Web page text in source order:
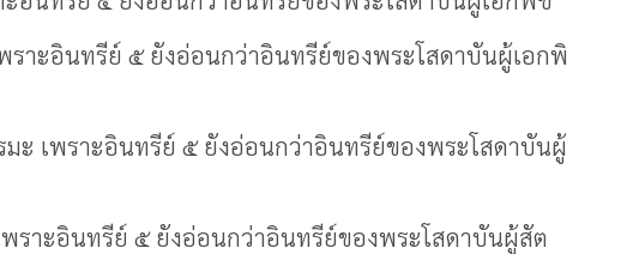
ราะอินทรีย์ ๕ ยังอ่อนกว่าอินทรีย์ของพระโสดาบันผู้เอกพิ
ะ เพราะอินทรีย์ ๕ ยังอ่อนกว่าอินทรีย์ของพระโสดาบันผู้
ราะอินทรีย์ ๕ ยังอ่อนกว่าอินทรีย์ของพระโสดาบันผู้สัต